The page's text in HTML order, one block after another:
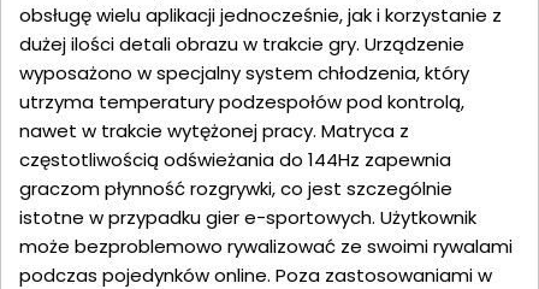
obsługę wielu aplikacji jednocześnie, jak i korzystanie z
dużej ilości detali obrazu w trakcie gry. Urządzenie
wyposażono w specjalny system chłodzenia, który
utrzyma temperatury podzespołów pod kontrolą,
nawet w trakcie wytężonej pracy. Matryca z
częstotliwością odświeżania do 144Hz zapewnia
graczom płynność rozgrywki, co jest szczególnie
istotne w przypadku gier e-sportowych. Użytkownik
może bezproblemowo rywalizować ze swoimi rywalami
podczas pojedynków online. Poza zastosowaniami w